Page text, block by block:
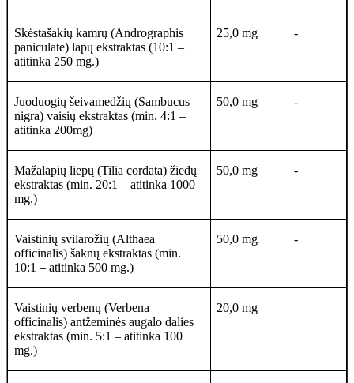
Skėstašakių kamrų (Andrographis
paniculate) lapų ekstraktas (10:1 –
atitinka 250 mg.)
25,0 mg -
Juoduogių šeivamedžių (Sambucus
nigra) vaisių ekstraktas (min. 4:1 –
atitinka 200mg)
50,0 mg -
Mažalapių liepų (Tilia cordata) žiedų
ekstraktas (min. 20:1 – atitinka 1000
mg.)
50,0 mg -
Vaistinių svilarožių (Althaea
officinalis) šaknų ekstraktas (min.
10:1 – atitinka 500 mg.)
50,0 mg -
Vaistinių verbenų (Verbena
officinalis) antžeminės augalo dalies
ekstraktas (min. 5:1 – atitinka 100
mg.)
20,0 mg